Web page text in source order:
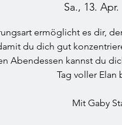
Sa., 13. Apr.
ermöglicht es dir,
du dich gut
Abendessen kannst du
Tag voller Elan
Mit Gaby